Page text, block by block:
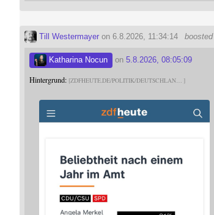
boosted
Till Westermayer on 6.8.2026, 11:34:14
Katharina Nocun on5.8.2026, 08:05:09
Hintergrund: ZDFHEUTE.DE/POLITIK/DEUTSCHLAN